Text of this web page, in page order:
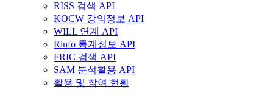
RISS 검색 API
KOCW 강의정보 API
WILL 연계 API
Rinfo 통계정보 API
FRIC 검색 API
SAM 분석활용 API
활용 및 참여 현황